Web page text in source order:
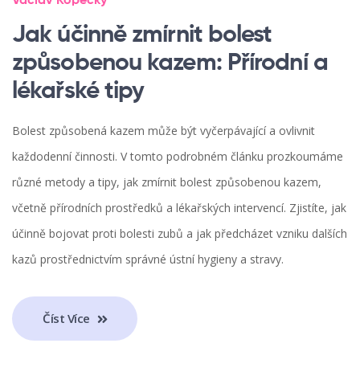
Jak účinně zmírnit bolest
způsobenou kazem: Přírodní a
lékařské tipy
Bolest způsobená kazem může být vyčerpávající a ovlivnit
každodenní činnosti. V tomto podrobném článku prozkoumáme
různé metody a tipy, jak zmírnit bolest způsobenou kazem,
včetně přírodních prostředků a lékařských intervencí. Zjistíte, jak
účinně bojovat proti bolesti zubů a jak předcházet vzniku dalších
kazů prostřednictvím správné ústní hygieny a stravy.
Číst Více